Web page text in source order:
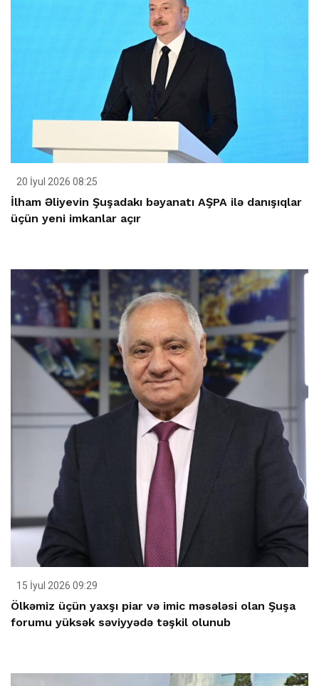
20 İyul 2026 08:25
İlham Əliyevin Şuşadakı bəyanatı AŞPA ilə danışıqlar
üçün yeni imkanlar açır
15 İyul 2026 09:29
Ölkəmiz üçün yaxşı piar və imic məsələsi olan Şuşa
forumu yüksək səviyyədə təşkil olunub